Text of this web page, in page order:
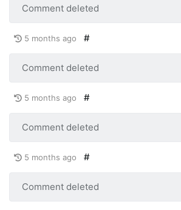
Comment deleted
5 months ago #
Comment deleted
5 months ago #
Comment deleted
5 months ago #
Comment deleted